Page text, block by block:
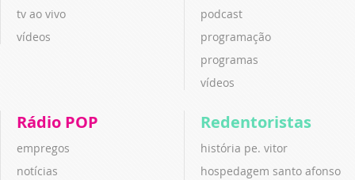
tv ao vivo
vídeos
podcast
programação
programas
vídeos
Rádio POP
empregos
notícias
Redentoristas
história pe. vitor
hospedagem santo afonso